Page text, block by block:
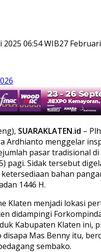
2025 06:54 WIB27
SUARAKLATEN.id –
Ardhianto menggelar
pasar tradisional di
pagi. Sidak tersebut
bahan
1446 H.
Klaten menjadi lokasi
didampingi
Kabupaten Klaten ini,
disapa Mas Benny itu,
sembako.